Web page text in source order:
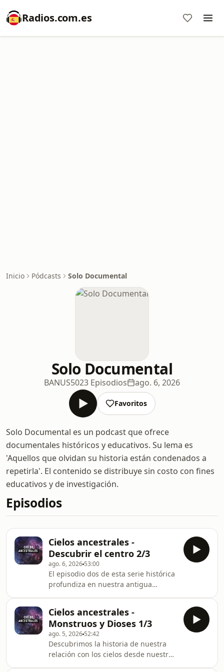
Radios.com.es
Inicio Pódcasts Solo Documental
Solo Documental
BANUS5023 Episodios ago. 6, 2026
Favoritos
Solo Documental es un podcast que ofrece
documentales históricos y educativos. Su lema es
'Aquellos que olvidan su historia están condenados a
repetirla'. El contenido se distribuye sin costo con fines
educativos y de investigación.
Episodios
Cielos ancestrales -
Descubrir el centro 2/3
ago. 6, 2026 53:00
El episodio dos de esta serie histórica
profundiza en nuestra antigua
que viven en el borde del mundo,
seguimos la historia de nuestra tierra
a medida que toma forma un lugar en
el cosmos en las mentes de los
grandes astrónomos y científicos,
incluidos Ptolomeo, Copérnico y
Cielos ancestrales -
Monstruos y Dioses 1/3
ago. 5, 2026 52:42
Descubrimos la historia de nuestra
relación con los cielos desde nuestros